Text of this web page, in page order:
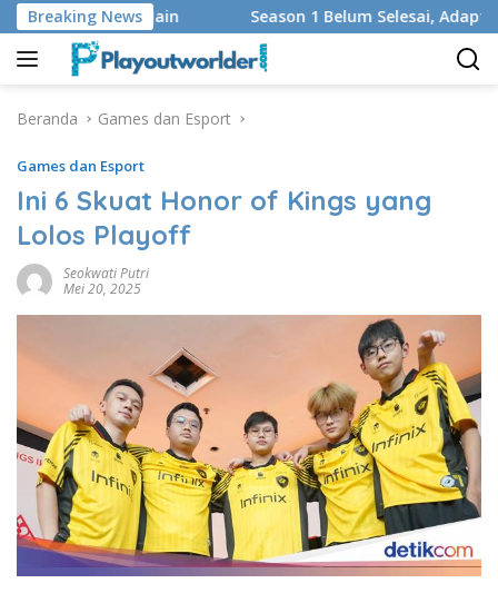
Langsung
ke
konten
Breaking News
yang Main Season 1 Belum Selesai, Adaptasi
Beranda Games dan Esport
Games dan Esport
Ini 6 Skuat Honor of Kings yang
Lolos Playoff
Seokwati Putri
Mei 20, 2025